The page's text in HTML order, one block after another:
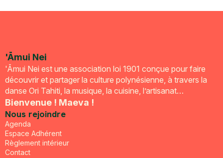
'Āmui Nei
'Āmui Nei est une association loi 1901 conçue pour faire
découvrir et partager la culture polynésienne, à travers la
danse Ori Tahiti, la musique, la cuisine, l’artisanat…
Bienvenue ! Maeva !
Nous rejoindre
Agenda
Espace Adhérent
Règlement intérieur
Contact